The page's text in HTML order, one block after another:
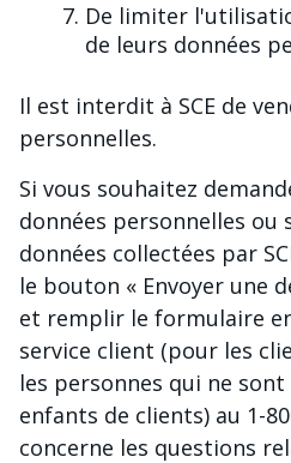
De limiter
de leurs données
Il est interdit à SCE de
personnelles.
Si vous souhaitez
données personnelles ou
données collectées par
le bouton « Envoyer une
et remplir le formulaire
service client (pour les
les personnes qui ne
enfants de clients) au 1-
concerne les questions